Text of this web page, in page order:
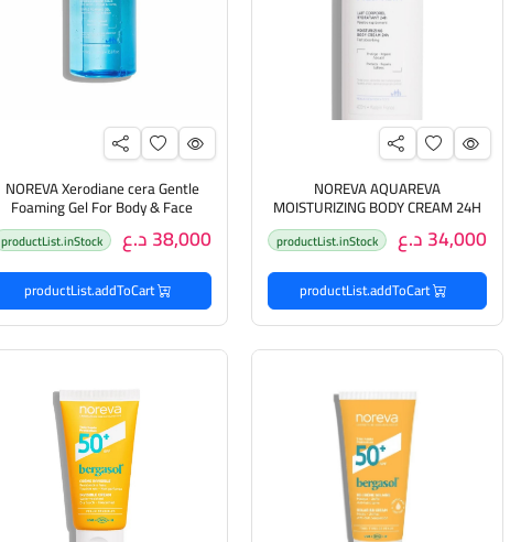
NOREVA AQUAREVA
MOISTURIZING BODY CREAM 24H
400ml نوريڤا كريم حليبي مرطب
للجسم 34,000 د.ع productList.inStock
productList.addToCart
NOREVA Xerodiane cera Gentle
Foaming Gel For Body & Face
1000ml نوريفا غسول للوجه و
الجسم 38,000 د.ع productList.inStock
productList.addToCart